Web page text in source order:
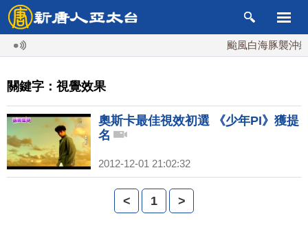
颱風白海豚襲沖繩
關鍵字：視覺效果
奧斯卡最佳視效初選 《少年PI》獲提
名
2012-12-01 21:02:32
< 1 >